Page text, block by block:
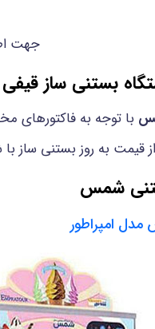
جهت
بستنی ساز
با توجه به فاکتورهای
قیمت به روز بستنی ساز
شمس
امپراطور